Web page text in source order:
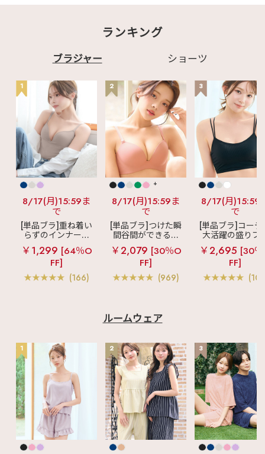
ランキング
ブラジャー ショーツ
1
8/17(月)15:59ま
で
[単品ブラ]重ね着い
らずのインナーブ
ラ
リッチバスト
ブラトップ (ワイヤ
ー入り)
￥1,299 [64％O
FF]
(166)
2
+
8/17(月)15:59ま
で
[単品ブラ]つけた瞬
間谷間ができるシ
ームレスブラ
超
盛ブラ(R) シームレ
ス 単品ブラジャー
￥2,079 [30％O
FF]
(969)
3
8/17(月)15:59
で
[単品ブラ]コーデ
大活躍の盛りブ
ショートレン
ス ブラトップ 超
ブラ(R) 単品ブ
ャー
￥2,695 [30
FF]
ルームウェア
1 2 3